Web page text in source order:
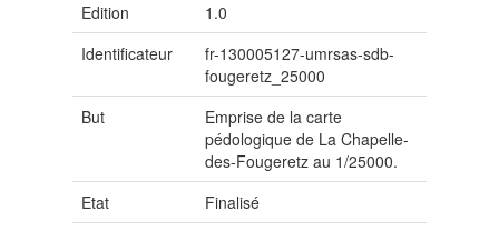
Edition
1.0
Identificateur
fr-130005127-umrsas-sdb-
fougeretz_25000
But
Emprise de la carte
pédologique de La Chapelle-
des-Fougeretz au 1/25000.
Etat
Finalisé